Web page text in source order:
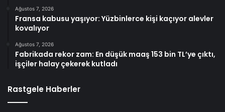
Ağustos 7, 2026
Fransa kabusu yaşıyor: Yüzbinlerce kişi kaçıyor alevler
kovalıyor
Ağustos 7, 2026
Fabrikada rekor zam: En düşük maaş 153 bin TL’ye çıktı,
işçiler halay çekerek kutladı
Rastgele Haberler